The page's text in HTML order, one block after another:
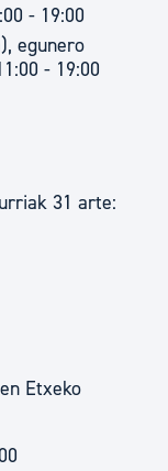
- 19:00
egunero
- 19:00
31 arte:
Etxeko